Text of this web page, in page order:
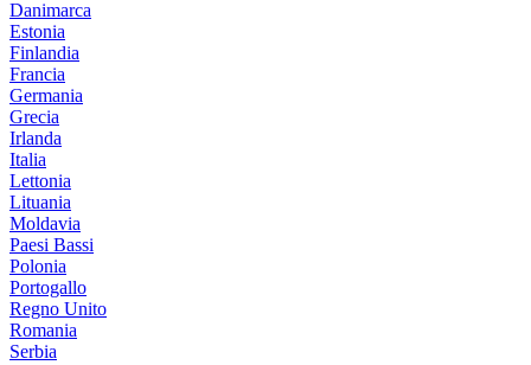
Danimarca
Estonia
Finlandia
Francia
Germania
Grecia
Irlanda
Italia
Lettonia
Lituania
Moldavia
Paesi Bassi
Polonia
Portogallo
Regno Unito
Romania
Serbia